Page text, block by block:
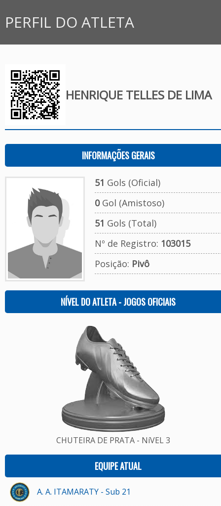
PERFIL DO ATLETA
HENRIQUE TELLES DE LIMA
INFORMAÇÕES GERAIS
51 Gols (Oficial)
0Gol (Amistoso)
51 Gols (Total)
Nº de Registro: 103015
Posição: Pivô
NÍVEL DO ATLETA - JOGOS OFICIAIS
CHUTEIRA DE PRATA - NíVEL 3
EQUIPE ATUAL
A. A. ITAMARATY - Sub 21